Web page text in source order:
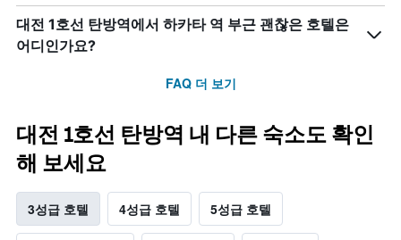
대전 1호선 탄방역에서 하카타 역 부근 괜찮은 호텔은
어디인가요?
FAQ 더 보기
대전 1호선 탄방역 내 다른 숙소도 확인
해 보세요
3성급 호텔 4성급 호텔 5성급 호텔